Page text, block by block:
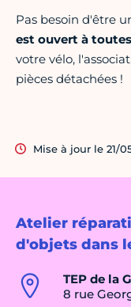
Atelier
d'objets dans
TEP de la
8 rue
Pas besoin d'être
est ouvert à
votre vélo,
pièces détachées !
Mise à jour le 21/